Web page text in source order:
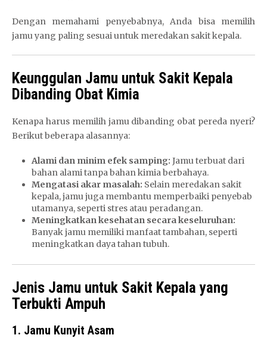
Dengan memahami penyebabnya, Anda bisa memilih
jamu yang paling sesuai untuk meredakan sakit kepala.
Keunggulan Jamu untuk Sakit Kepala
Dibanding Obat Kimia
Kenapa harus memilih jamu dibanding obat pereda nyeri?
Berikut beberapa alasannya:
Alami dan minim efek samping: Jamu terbuat dari
bahan alami tanpa bahan kimia berbahaya.
Mengatasi akar masalah: Selain meredakan sakit
kepala, jamu juga membantu memperbaiki penyebab
utamanya, seperti stres atau peradangan.
Meningkatkan kesehatan secara keseluruhan:
Banyak jamu memiliki manfaat tambahan, seperti
meningkatkan daya tahan tubuh.
Jenis Jamu untuk Sakit Kepala yang
Terbukti Ampuh
1. Jamu Kunyit Asam